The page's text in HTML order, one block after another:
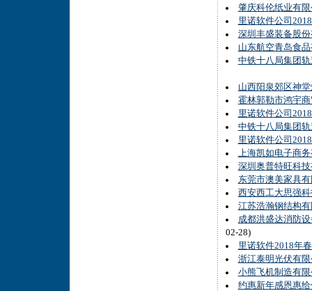
肇庆科伦纸业有
里诺软件公司
深圳丰盛装备股
山东航空青岛食
中铁十八局集团
山西阳泉郊区神
霍林郭勒市鸿宇
里诺软件公司
中铁十八局集团
里诺软件公司
上海凯如电子商
深圳奥普特旺科
东莞市澳美家具
西安西工大思强
江苏浩瀚钢结构
成都洪盛达消防
02-28)
里诺软件2018年
浙江泰明光伏有
小熊飞机制造有
约惠新年感恩惠